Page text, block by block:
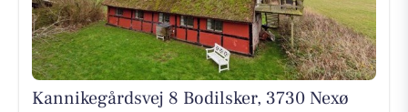
Kannikegårdsvej 8 Bodilsker, 3730 Nexø